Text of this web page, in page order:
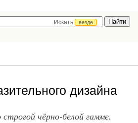
Искать
везде
дизайна
чёрно-белой гамме.